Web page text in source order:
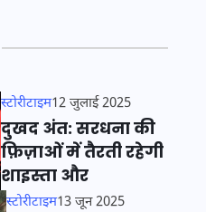
स्टोरीटाइम12 जुलाई 2025
दुखद अंत: सरधना की
फ़िज़ाओं में तैरती रहेगी
शाइस्ता और
स्टोरीटाइम13 जून 2025